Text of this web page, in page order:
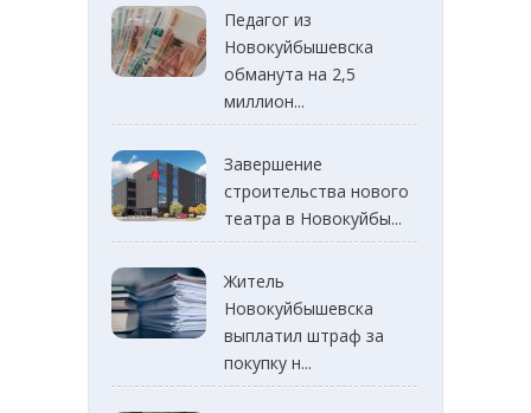
Педагог из
Новокуйбышевска
обманута на 2,5
миллион...
Завершение
строительства нового
театра в Новокуйбы...
Житель
Новокуйбышевска
выплатил штраф за
покупку н...